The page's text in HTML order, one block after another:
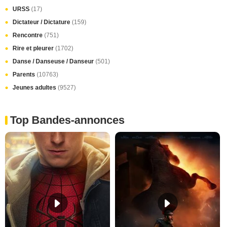
URSS (17)
Dictateur / Dictature (159)
Rencontre (751)
Rire et pleurer (1702)
Danse / Danseuse / Danseur (501)
Parents (10763)
Jeunes adultes (9527)
Top Bandes-annonces